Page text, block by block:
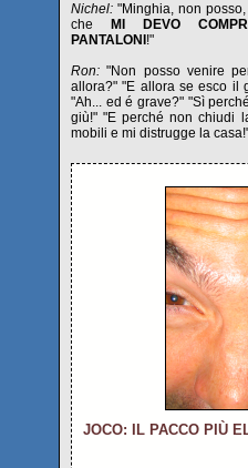
Nichel: "Minghia, non
che
MI DEVO
PANTALONI !"
Ron: "Non posso venire
allora?" "E allora se esco il
"Ah... ed é grave?" "Sì
giù!" "E perché non chiudi
mobili e mi distrugge la
JOCO: IL PACCO PIÙ